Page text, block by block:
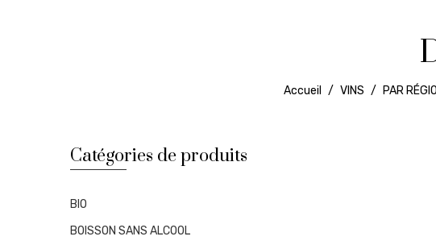
Accueil / VINS / PAR
Catégories de produits
BIO
BOISSON SANS ALCOOL